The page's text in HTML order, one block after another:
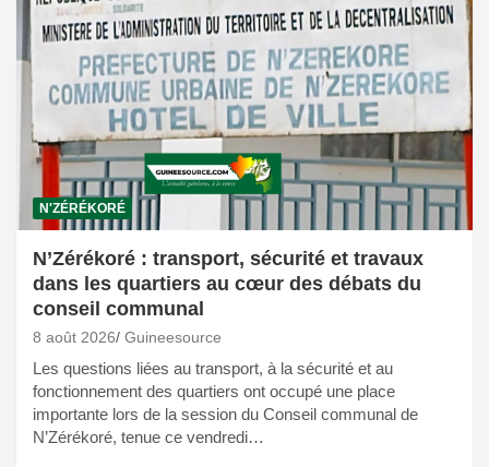
N'ZÉRÉKORÉ
N’Zérékoré : transport, sécurité et travaux
dans les quartiers au cœur des débats du
conseil communal
8 août 2026 Guineesource
Les questions liées au transport, à la sécurité et au
fonctionnement des quartiers ont occupé une place
importante lors de la session du Conseil communal de
N’Zérékoré, tenue ce vendredi…